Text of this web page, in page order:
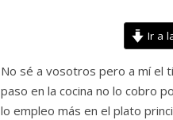
Ir a
No sé a vosotros pero a mí el
paso en la cocina no lo cobro
lo empleo más en el plato